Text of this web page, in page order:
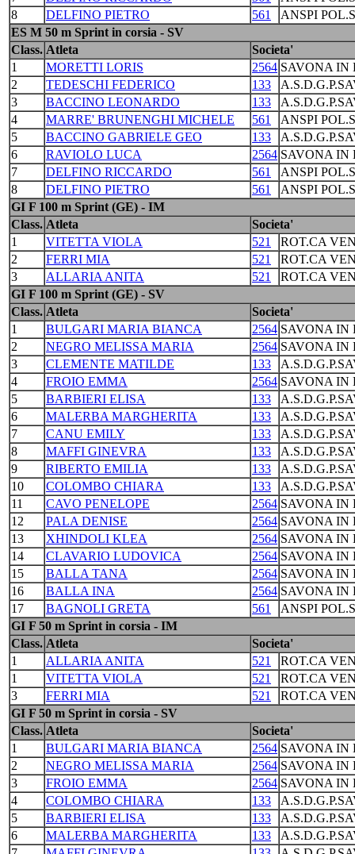
8
DELFINO PIETRO 561
ANSPI
ES M 50 m Sprint in corsia - SV
Class. Atleta
Societa'
1
MORETTI LORIS 2564 SAVONA IN
2
TEDESCHI FEDERICO 133
3
BACCINO LEONARDO 133
4
MARRE' BRUNENGHI MICHELE 561
ANSPI
5
BACCINO GABRIELE GEO 133
6
RAVIOLO LUCA 2564 SAVONA IN
7
DELFINO RICCARDO 561
ANSPI
8
DELFINO PIETRO 561
ANSPI
GI F 100 m Sprint (GE) - IM
Class. Atleta
Societa'
1
VITETTA VIOLA 521
ROT.CA
2
FERRI MIA 521
ROT.CA
3
ALLARIA ANITA 521
ROT.CA
GI F 100 m Sprint (GE) - SV
Class. Atleta
Societa'
1
BULGARI MARIA BIANCA 2564 SAVONA IN
2
NEGRO MELISSA MARIA 2564 SAVONA IN
3
CLEMENTE MATILDE 133
4
FROIO EMMA 2564 SAVONA IN
5
BARBIERI ELISA 133
6
MALERBA MARGHERITA 133
7
CANU EMILY 133
8
MAFFI GINEVRA 133
9
RIBERTO EMILIA 133
10
COLOMBO CHIARA 133
11
CAVO PENELOPE 2564 SAVONA IN
12
PALA DENISE 2564 SAVONA IN
13
XHINDOLI KLEA 2564 SAVONA IN
14
CLAVARIO LUDOVICA 2564 SAVONA IN
15
BALLA TANA 2564 SAVONA IN
16
BALLA INA 2564 SAVONA IN
17
BAGNOLI GRETA 561
ANSPI
GI F 50 m Sprint in corsia - IM
Class. Atleta
Societa'
1
ALLARIA ANITA 521
ROT.CA
1
VITETTA VIOLA 521
ROT.CA
3
FERRI MIA 521
ROT.CA
GI F 50 m Sprint in corsia - SV
Class. Atleta
Societa'
1
BULGARI MARIA BIANCA 2564 SAVONA IN
2
NEGRO MELISSA MARIA 2564 SAVONA IN
3
FROIO EMMA 2564 SAVONA IN
4
COLOMBO CHIARA 133
5
BARBIERI ELISA 133
6
MALERBA MARGHERITA 133